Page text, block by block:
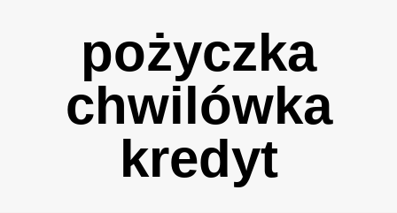
pożyczka
chwilówka
kredyt